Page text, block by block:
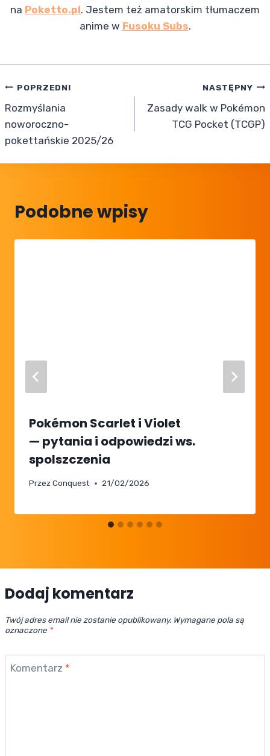
na Poketto.pl. Jestem też amatorskim tłumaczem
anime w Fusoku Subs.
Nawigacja
wpisu
POPRZEDNI
Rozmyślania
noworoczno-
pokettańskie 2025/26
NASTĘPNY
Zasady walk w Pokémon
TCG Pocket (TCGP)
Podobne wpisy
Pokémon Scarlet i Violet
— pytania i odpowiedzi ws.
spolszczenia
Przez Conquest 21/02/2026
Dodaj komentarz
Twój adres email nie zostanie opublikowany. Wymagane pola są
oznaczone *
Komentarz *